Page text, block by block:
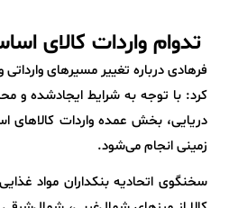
تدوام واردات کالای
فرهادی درباره تغییر مسیرهای
کرد: با توجه به شرایط ایجادشده و
دریایی، بخش عمده واردات کالاهای
زمینی انجام می‌شود.
سخنگوی اتحادیه بنکداران مواد